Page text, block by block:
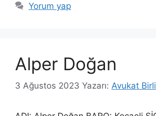
Yorum yap
Alper Doğan
3 Ağustos 2023 Yazarı: Avukat